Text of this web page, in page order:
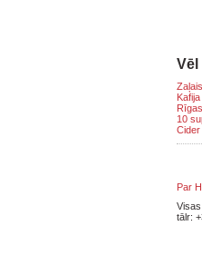
Vēl
10
Cider
Par
tālr: